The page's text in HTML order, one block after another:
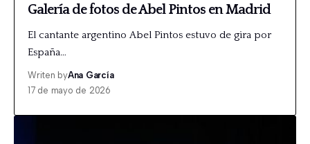
Galería de fotos de Abel Pintos en Madrid
El cantante argentino Abel Pintos estuvo de gira por
España…
Writen byAna García
17 de mayo de 2026